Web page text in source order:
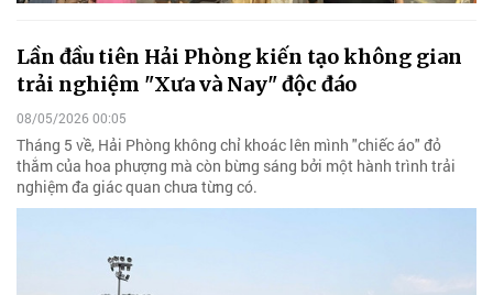
Lần đầu tiên Hải Phòng kiến tạo không gian
trải nghiệm "Xưa và Nay" độc đáo
08/05/2026 00:05
Tháng 5 về, Hải Phòng không chỉ khoác lên mình "chiếc áo" đỏ
thắm của hoa phượng mà còn bừng sáng bởi một hành trình trải
nghiệm đa giác quan chưa từng có.